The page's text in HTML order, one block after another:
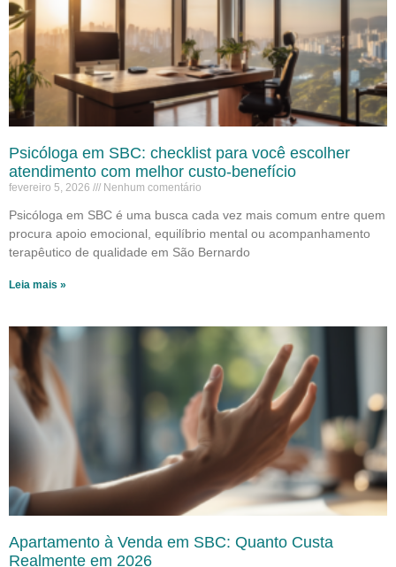
Psicóloga em SBC: checklist para você escolher
atendimento com melhor custo-benefício
fevereiro 5, 2026 Nenhum comentário
Psicóloga em SBC é uma busca cada vez mais comum entre quem
procura apoio emocional, equilíbrio mental ou acompanhamento
terapêutico de qualidade em São Bernardo
Leia mais »
Apartamento à Venda em SBC: Quanto Custa
Realmente em 2026